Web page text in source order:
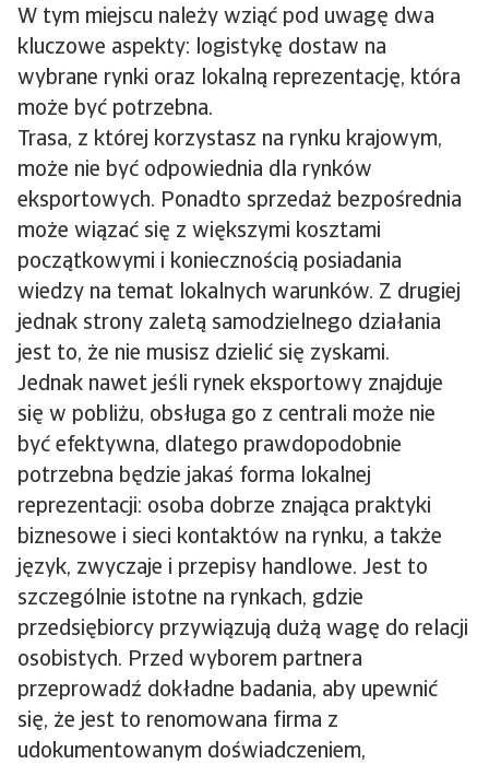
W tym miejscu należy wziąć pod uwagę dwa
kluczowe aspekty: logistykę dostaw na
wybrane rynki oraz lokalną reprezentację, która
może być potrzebna.
Trasa, z której korzystasz na rynku krajowym,
może nie być odpowiednia dla rynków
eksportowych. Ponadto sprzedaż bezpośrednia
może wiązać się z większymi kosztami
początkowymi i koniecznością posiadania
wiedzy na temat lokalnych warunków. Z drugiej
jednak strony zaletą samodzielnego działania
jest to, że nie musisz dzielić się zyskami.
Jednak nawet jeśli rynek eksportowy znajduje
się w pobliżu, obsługa go z centrali może nie
być efektywna, dlatego prawdopodobnie
potrzebna będzie jakaś forma lokalnej
reprezentacji: osoba dobrze znająca praktyki
biznesowe i sieci kontaktów na rynku, a także
język, zwyczaje i przepisy handlowe. Jest to
szczególnie istotne na rynkach, gdzie
przedsiębiorcy przywiązują dużą wagę do relacji
osobistych. Przed wyborem partnera
przeprowadź dokładne badania, aby upewnić
się, że jest to renomowana firma z
udokumentowanym doświadczeniem,